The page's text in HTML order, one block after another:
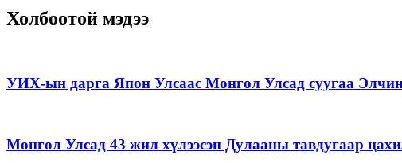
Холбоотой мэдээ
УИХ-ын дарга Япон Улсаас Монгол Улсад суугаа
Монгол Улсад 43 жил хүлээсэн Дулааны тавдугаар